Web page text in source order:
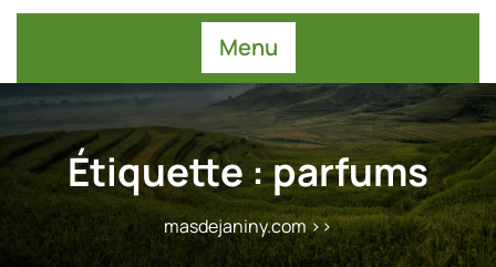
Menu
Étiquette :parfums
masdejaniny.com>>